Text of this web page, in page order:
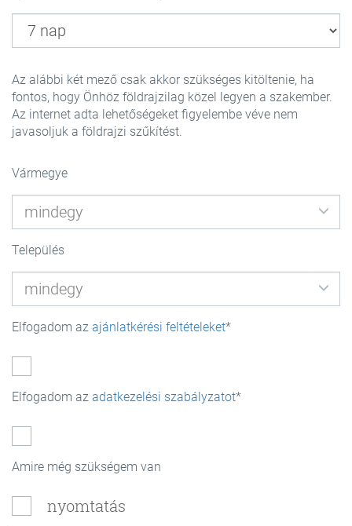
Az alábbi két mező csak akkor szükséges kitöltenie, ha
fontos, hogy Önhöz földrajzilag közel legyen a szakember.
Az internet adta lehetőségeket figyelembe véve nem
javasoljuk a földrajzi szűkítést.
Vármegye
Település
Elfogadom az ajánlatkérési feltételeket
Elfogadom az adatkezelési szabályzatot
Amire még szükségem van
nyomtatás